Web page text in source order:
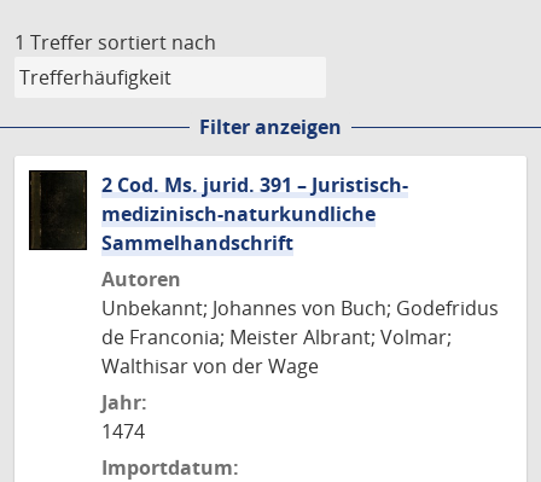
1 Treffer sortiert nach
Filter anzeigen
2 Cod. Ms. jurid. 391 – Juristisch-
medizinisch-naturkundliche
Sammelhandschrift
Autoren
Unbekannt; Johannes von Buch; Godefridus
de Franconia; Meister Albrant; Volmar;
Walthisar von der Wage
Jahr:
1474
Importdatum: